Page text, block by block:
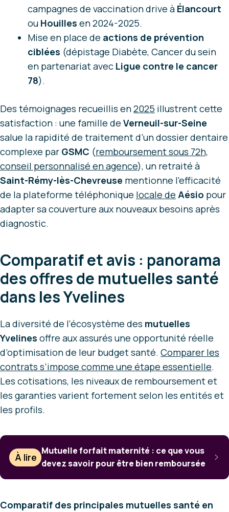
campagnes de vaccination drive à Élancourt
ou Houilles en 2024-2025.
Mise en place de actions de prévention
ciblées (dépistage Diabète, Cancer du sein
en partenariat avec Ligue contre le cancer
78).
Des témoignages recueillis en2025 illustrent cette
satisfaction : une famille de Verneuil-sur-Seine
salue la rapidité de traitement d’un dossier dentaire
complexe par GSMC (remboursement sous 72h,
conseil personnalisé en agence), un retraité à
Saint-Rémy-lès-Chevreuse mentionne l’efficacité
de la plateforme téléphonique locale de Aésio pour
adapter sa couverture aux nouveaux besoins après
diagnostic.
Comparatif et avis : panorama
des offres de mutuelles santé
dans les Yvelines
La diversité de l’écosystème des mutuelles
Yvelines offre aux assurés une opportunité réelle
d’optimisation de leur budget santé. Comparer les
contrats s’impose comme une étape essentielle.
Les cotisations, les niveaux de remboursement et
les garanties varient fortement selon les entités et
les profils.
À lire
Mutuelle forfait maternité : ce que vous
devez savoir pour être bien remboursée
Comparatif des principales mutuelles santé en